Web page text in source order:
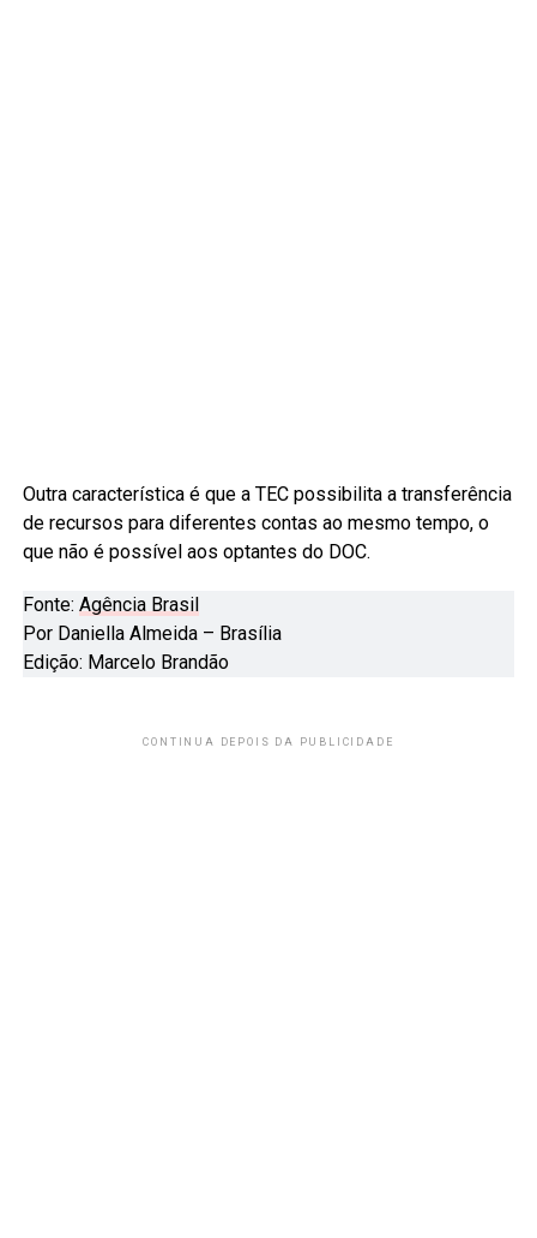
Outra característica é que a TEC possibilita a transferência
de recursos para diferentes contas ao mesmo tempo, o
que não é possível aos optantes do DOC.
Fonte: Agência Brasil
Por Daniella Almeida – Brasília
Edição: Marcelo Brandão
CONTINUA DEPOIS DA PUBLICIDADE